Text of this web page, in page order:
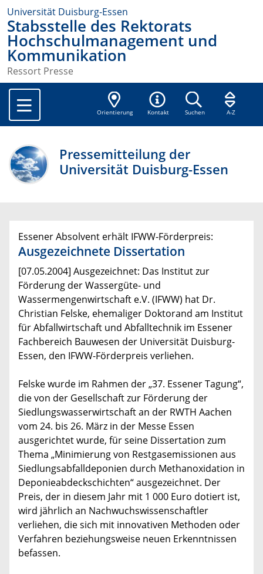
Universität Duisburg-Essen
Stabsstelle des Rektorats
Hochschulmanagement und
Kommunikation
Ressort Presse
Orientierung Kontakt Suchen A-Z
Pressemitteilung der
Universität Duisburg-Essen
Essener Absolvent erhält IFWW-Förderpreis:
Ausgezeichnete Dissertation
[07.05.2004] Ausgezeichnet: Das Institut zur
Förderung der Wassergüte- und
Wassermengenwirtschaft e.V. (IFWW) hat Dr.
Christian Felske, ehemaliger Doktorand am Institut
für Abfallwirtschaft und Abfalltechnik im Essener
Fachbereich Bauwesen der Universität Duisburg-
Essen, den IFWW-Förderpreis verliehen.
Felske wurde im Rahmen der „37. Essener Tagung“,
die von der Gesellschaft zur Förderung der
Siedlungswasserwirtschaft an der RWTH Aachen
vom 24. bis 26. März in der Messe Essen
ausgerichtet wurde, für seine Dissertation zum
Thema „Minimierung von Restgasemissionen aus
Siedlungsabfalldeponien durch Methanoxidation in
Deponieabdeckschichten“ ausgezeichnet. Der
Preis, der in diesem Jahr mit 1 000 Euro dotiert ist,
wird jährlich an Nachwuchswissenschaftler
verliehen, die sich mit innovativen Methoden oder
Verfahren beziehungsweise neuen Erkenntnissen
befassen.